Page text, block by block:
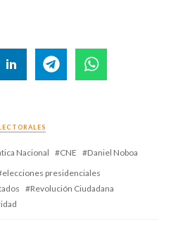
Nacional CNE
Daniel Noboa
elecciones presidenciales
Revolución Ciudadana